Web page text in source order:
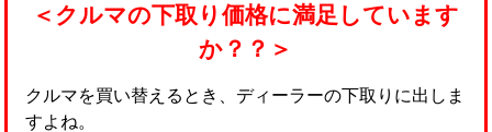
＜クルマの下取り価格に満足しています
か？？＞
クルマを買い替えるとき、ディーラーの下取りに出しま
すよね。